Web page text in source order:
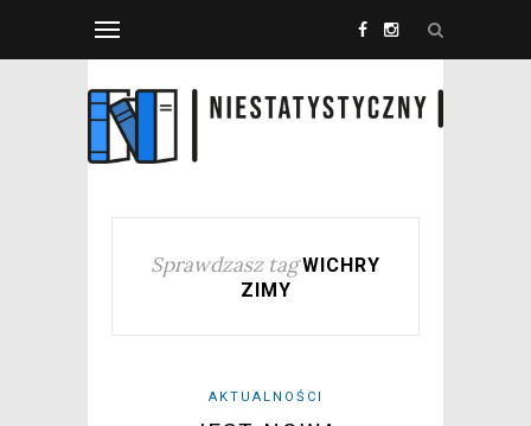
Sprawdzasz tag WICHRY
ZIMY
AKTUALNOŚCI